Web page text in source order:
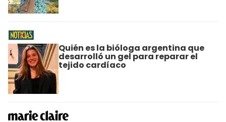
Quién es la bióloga argentina que
desarrolló un gel para reparar el
tejido cardíaco